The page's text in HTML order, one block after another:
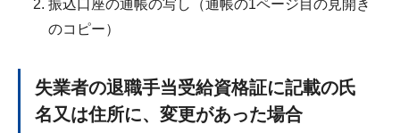
振込口座の通帳の写し（通帳の1ページ目の見開き
のコピー）
失業者の退職手当受給資格証に記載の氏
名又は住所に、変更があった場合